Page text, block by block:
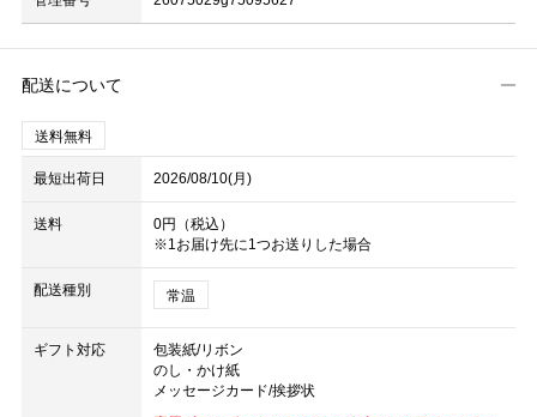
配送について
送料無料
最短出荷日 2026/08/10(月)
送料
0円（税込）
※1お届け先に1つお送りした場合
配送種別 常温
ギフト対応
包装紙/リボン
のし・かけ紙
メッセージカード/挨拶状